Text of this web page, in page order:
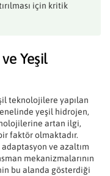
için kritik
Yeşil
teknolojilere yapılan
yeşil hidrojen,
artan ilgi,
faktör olmaktadır.
ve azaltım
mekanizmalarının
bu alanda gösterdiği